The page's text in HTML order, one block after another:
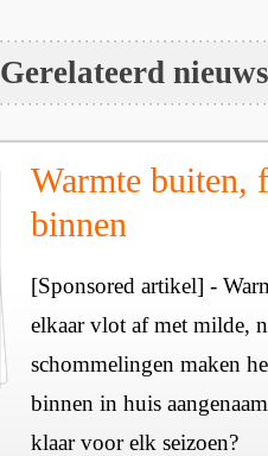
Gerelateerd nieuws
Warmte buiten,
binnen
[Sponsored artikel] -
elkaar vlot af met milde,
schommelingen maken
binnen in huis
klaar voor elk seizoen?